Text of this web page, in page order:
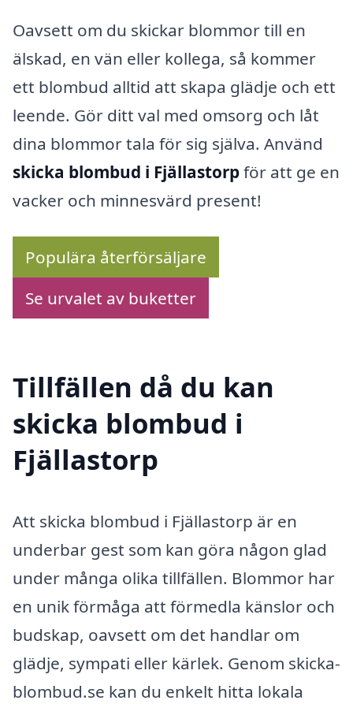
Oavsett om du skickar blommor till en
älskad, en vän eller kollega, så kommer
ett blombud alltid att skapa glädje och ett
leende. Gör ditt val med omsorg och låt
dina blommor tala för sig själva. Använd
skicka blombud i Fjällastorpför att ge en
vacker och minnesvärd present!
Populära återförsäljare
Se urvalet av buketter
Tillfällen då du kan
skicka blombud i
Fjällastorp
Att skicka blombud i Fjällastorp är en
underbar gest som kan göra någon glad
under många olika tillfällen. Blommor har
en unik förmåga att förmedla känslor och
budskap, oavsett om det handlar om
glädje, sympati eller kärlek. Genom skicka-
blombud.se kan du enkelt hitta lokala